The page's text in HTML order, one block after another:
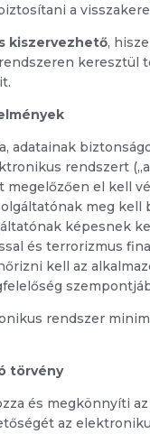
a
kiszervezhető,
keresztül
adatainak
rendszert
megelőzően el kell
meg
képesnek
és terrorizmus
kell az
rendszer
törvény
és megkönnyíti
az